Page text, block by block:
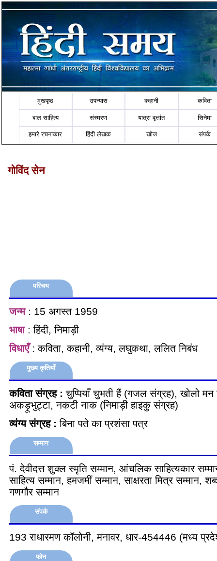
मुखपृष्ठ उपन्यास कहानी कविता
बाल साहित्य संस्मरण यात्रा वृत्तांत सिनेमा
हमारे रचनाकार हिंदी लेखक खोज संपर्क
गोविंद सेन
परिचय
जन्म: 15 अगस्त 1959
भाषा: हिंदी, निमाड़ी
विधाएँ: कविता, कहानी, व्यंग्य, लघुकथा, ललित निबंध
मुख्य कृतियाँ
कविता संग्रह : चुप्पियाँ चुभती हैं (गजल संग्रह), खोलो मन
अकड़ूभुट्टा, नकटी नाक (निमाड़ी हाइकु संग्रह)
व्यंग्य संग्रह : बिना पते का प्रशंसा पत्र
सम्मान
पं. देवीदत्त शुक्ल स्मृति सम्मान, आंचलिक साहित्यकार
साहित्य सम्मान, हमजमीं सम्मान, साक्षरता मित्र सम्मान,
गणगौर सम्मान
संपर्क
193 राधारमण कॉलोनी, मनावर, धार-454446 (मध्य
फोन